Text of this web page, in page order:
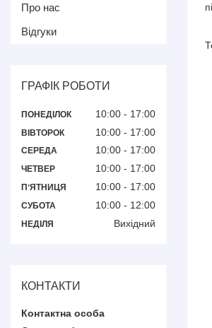
Про нас
Відгуки
ГРАФІК РОБОТИ
ПОНЕДІЛОК 10:00 17:00
ВІВТОРОК 10:00 17:00
СЕРЕДА 10:00 17:00
ЧЕТВЕР 10:00 17:00
ПʼЯТНИЦЯ 10:00 17:00
СУБОТА 10:00 12:00
НЕДІЛЯ Вихідний
КОНТАКТИ